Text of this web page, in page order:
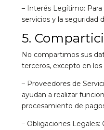
– Interés Legítimo:
servicios y la seguridad
5.
No compartimos sus
terceros, excepto en los
– Proveedores de
ayudan a realizar
procesamiento de
– Obligaciones Legales: